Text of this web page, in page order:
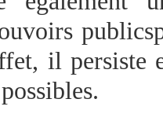
il persiste